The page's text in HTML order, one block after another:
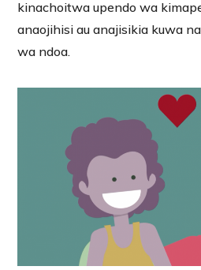
kinachoitwa upendo wa
anaojihisi au anajisikia kuwa
wa ndoa.